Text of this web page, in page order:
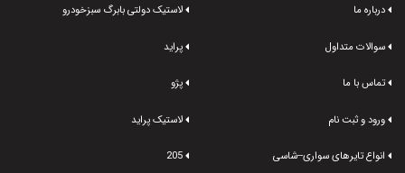
درباره ما
سوالات متداول
تماس با ما
ورود و ثبت نام
انواع تایرهای سواری--شاسی
لاستیک دولتی بابرگ سبزخودرو
پراید
پژو
لاستیک پراید
205